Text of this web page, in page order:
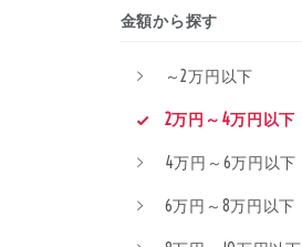
金額から探す
～2万円以下
2万円～4万円以下
4万円～6万円以下
6万円～8万円以下